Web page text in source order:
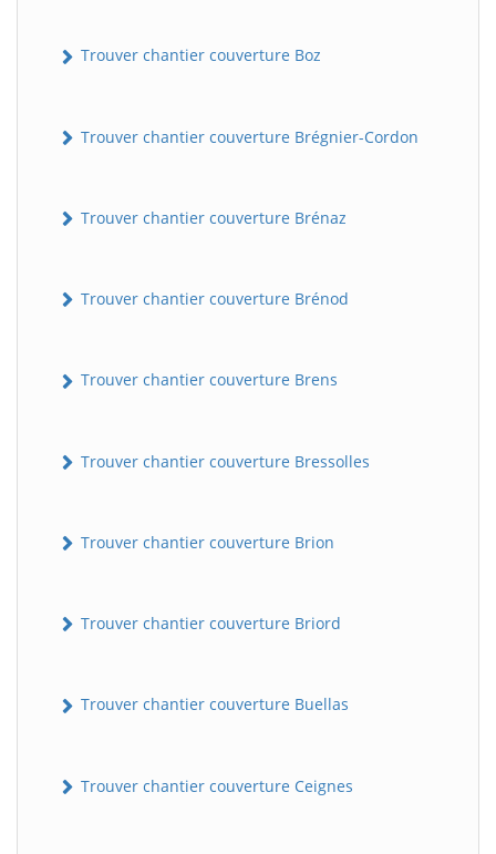
Trouver chantier couverture Boz
Trouver chantier couverture Brégnier-Cordon
Trouver chantier couverture Brénaz
Trouver chantier couverture Brénod
Trouver chantier couverture Brens
Trouver chantier couverture Bressolles
Trouver chantier couverture Brion
Trouver chantier couverture Briord
Trouver chantier couverture Buellas
Trouver chantier couverture Ceignes